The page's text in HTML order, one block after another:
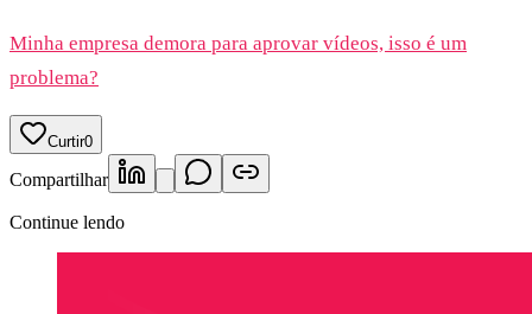
Minha empresa demora para aprovar vídeos, isso é um
problema?
Curtir0
Compartilhar
Continue lendo